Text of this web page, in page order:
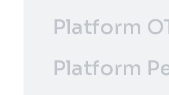
Platform
Platform